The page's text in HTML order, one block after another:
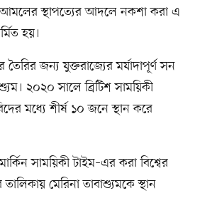
স্থাপত্যের আদলে নকশা করা এ
হয়।
জন্য যুক্তরাজ্যের মর্যাদাপূর্ণ সন
২০২০ সালে ব্রিটিশ সাময়িকী
মধ্যে শীর্ষ ১০ জনে স্থান করে
সাময়িকী টাইম–এর করা বিশ্বের
মেরিনা তাবাশ্যুমকে স্থান